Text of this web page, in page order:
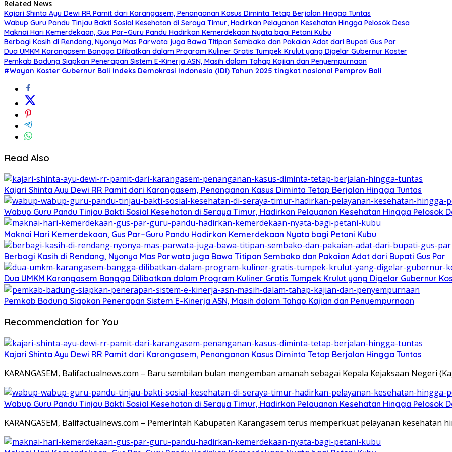
Related News
Kajari Shinta Ayu Dewi RR Pamit dari Karangasem, Penanganan Kasus Diminta Tetap Berjalan Hingga Tuntas
Wabup Guru Pandu Tinjau Bakti Sosial Kesehatan di Seraya Timur, Hadirkan Pelayanan Kesehatan Hingga Pelosok Desa
Maknai Hari Kemerdekaan, Gus Par–Guru Pandu Hadirkan Kemerdekaan Nyata bagi Petani Kubu
Berbagi Kasih di Rendang, Nyonya Mas Parwata juga Bawa Titipan Sembako dan Pakaian Adat dari Bupati Gus Par
Dua UMKM Karangasem Bangga Dilibatkan dalam Program Kuliner Gratis Tumpek Krulut yang Digelar Gubernur Koster
Pemkab Badung Siapkan Penerapan Sistem E-Kinerja ASN, Masih dalam Tahap Kajian dan Penyempurnaan
#Wayan Koster Gubernur Bali Indeks Demokrasi Indonesia (IDI) Tahun 2025 tingkat nasional Pemprov Bali
Read Also
Kajari Shinta Ayu Dewi RR Pamit dari Karangasem, Penanganan Kasus Diminta Tetap Berjalan Hingga Tuntas
Wabup Guru Pandu Tinjau Bakti Sosial Kesehatan di Seraya Timur, Hadirkan Pelayanan Kesehatan Hingga Pelosok
Maknai Hari Kemerdekaan, Gus Par–Guru Pandu Hadirkan Kemerdekaan Nyata bagi Petani Kubu
Berbagi Kasih di Rendang, Nyonya Mas Parwata juga Bawa Titipan Sembako dan Pakaian Adat dari Bupati Gus Par
Dua UMKM Karangasem Bangga Dilibatkan dalam Program Kuliner Gratis Tumpek Krulut yang Digelar Gubernur
Pemkab Badung Siapkan Penerapan Sistem E-Kinerja ASN, Masih dalam Tahap Kajian dan Penyempurnaan
Recommendation for You
Kajari Shinta Ayu Dewi RR Pamit dari Karangasem, Penanganan Kasus Diminta Tetap Berjalan Hingga Tuntas
KARANGASEM, Balifactualnews.com – Baru sembilan bulan mengemban amanah sebagai Kepala Kejaksaan Negeri
Wabup Guru Pandu Tinjau Bakti Sosial Kesehatan di Seraya Timur, Hadirkan Pelayanan Kesehatan Hingga Pelosok
KARANGASEM, Balifactualnews.com – Pemerintah Kabupaten Karangasem terus memperkuat pelayanan